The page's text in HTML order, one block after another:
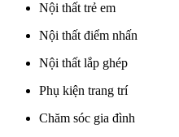
Nội thất trẻ em
Nội thất điểm nhấn
Nội thất lắp ghép
Phụ kiện trang trí
Chăm sóc gia đình